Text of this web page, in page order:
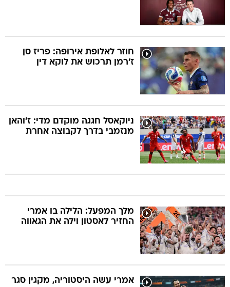
חוזר לאלופת אירופה: פריז סן
ז'רמן תרכוש את לוקא דין
ניוקאסל חגגה מוקדם מדי: ז'והאן
מנזמבי בדרך לקבוצה אחרת
מלך המפעל: הלילה בו אמרי
החזיר לאסטון וילה את הגאווה
אמרי עשה היסטוריה, מקגין סגר